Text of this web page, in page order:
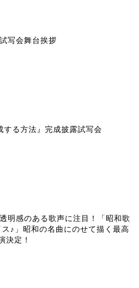
写会舞台挨拶
する方法』完成披露試写会
明感のある歌声に注目！「昭和歌
♪」昭和の名曲にのせて描く最高
決定！